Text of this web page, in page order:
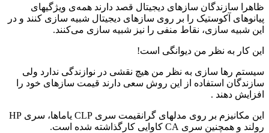
ظاهرا سازندگان سازهای دیجیتال قصد دارند همه‌ی ویژگیهای
پیانوهای آکوستیک را بر روی سازهای دیجیتال شبیه سازی کنند و در
این شبیه سازی، نقاط منفی را نیز شبیه سازی می‌کنند.
این کار به نظر من دیوانگی است!
سیستم رها سازی به نظر من هیچ نقشی در نوازندگی ندارد ولی
سازندگان استفاده از این روش سعی دارند قیمت سازهای خود را
افزایش دهند .
این مکانیزم بر روی مدلهای گرانقیمت سری CLP یاماها،‌ سری HP
رولند و همچنین سری CA کاوایی کارگذاشته شده است.